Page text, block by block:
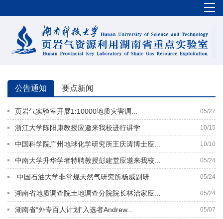
公告通知 要点新闻
05/27
页岩气实验室开展1:10000地质灾害调...
10/15
浙江大学陈阳康教授应邀来我校进行讲学
10/10
中国科学院广州地球化学研究所王庆涛博士应...
05/24
中南大学升华学者特聘教授彭建堂应邀来我校...
05/24
:中国石油大学非常规天然气研究所杨威副研...
05/24
湖南省地质调查院土地调查分院院长林治家应...
05/07
湖南省“外专百人计划”入选者Andrew...